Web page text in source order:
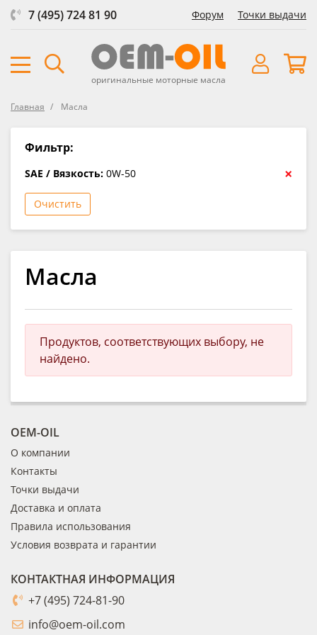
7 (495) 724 81 90 Форум Точки выдачи
оригинальные моторные масла
Главная Масла
Фильтр:
SAE / Вязкость: 0W-50 ×
Очистить
Масла
Продуктов, соответствующих выбору, не
найдено.
OEM-OIL
О компании
Контакты
Точки выдачи
Доставка и оплата
Правила использования
Условия возврата и гарантии
КОНТАКТНАЯ ИНФОРМАЦИЯ
+7 (495) 724-81-90
info@oem-oil.com